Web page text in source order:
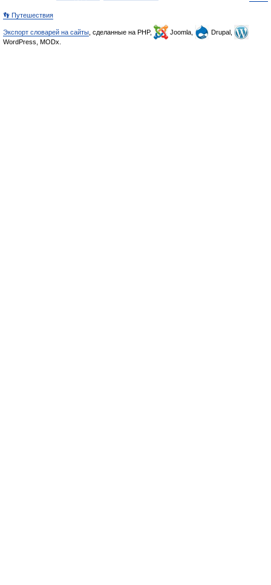
👣 Путешествия
Экспорт словарей на сайты , сделанные на PHP, Joomla,
Drupal,
WordPress, MODx.